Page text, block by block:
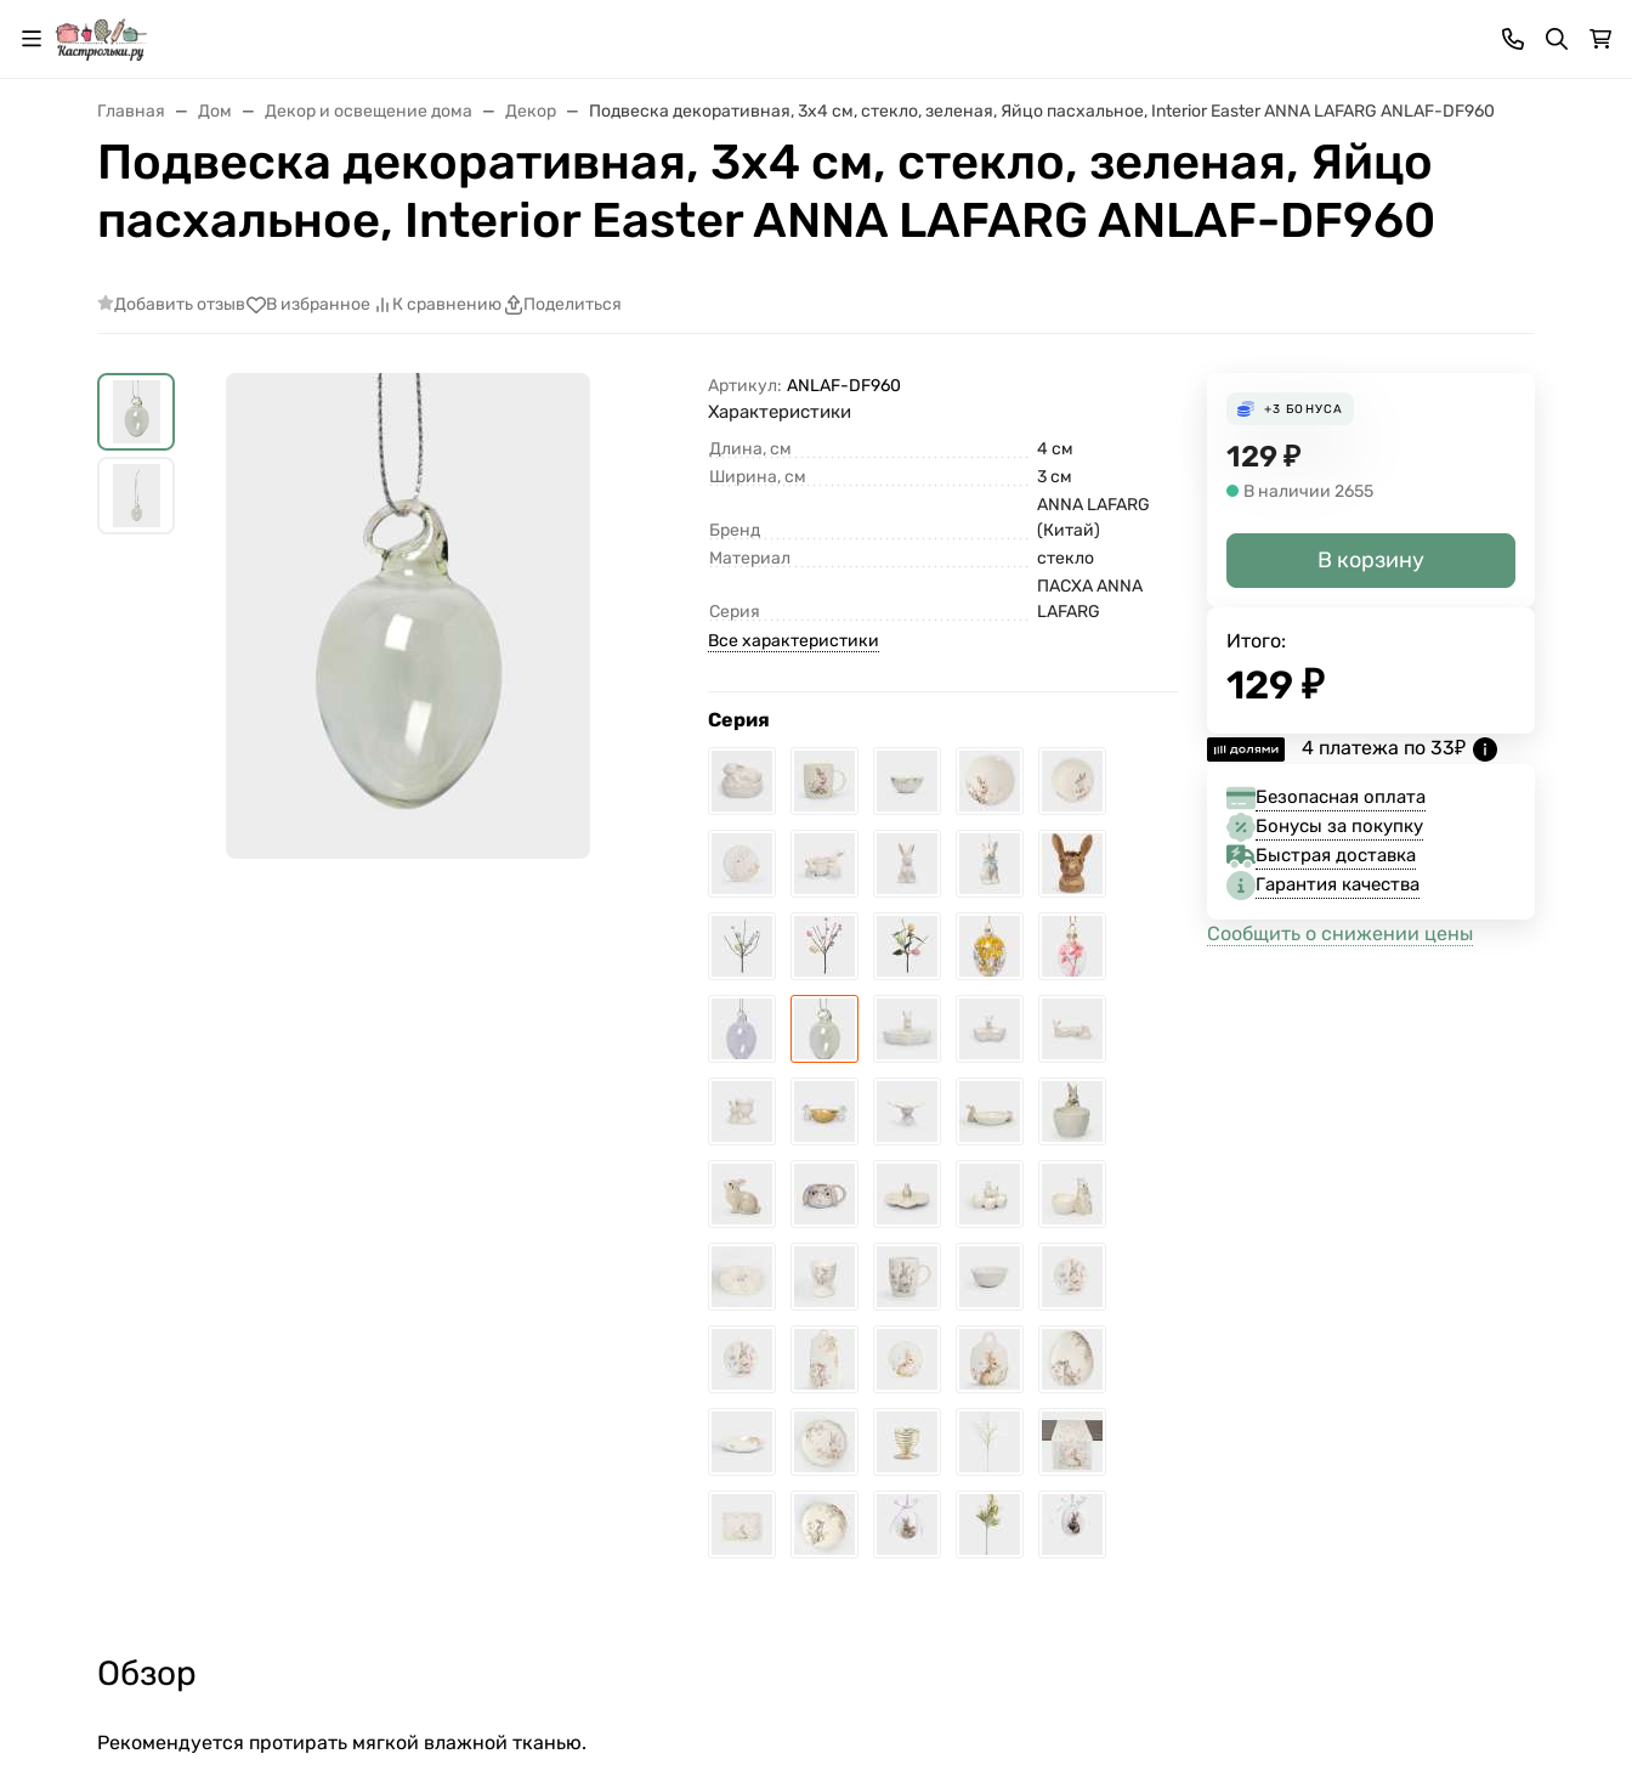
Главная Дом Декор и освещение дома Декор Подвеска декоративная, 3х4 см, стекло, зеленая, Яйцо пасхальное, Interior Easter ANNA LAFARG ANLAF-DF960
Подвеска декоративная, 3х4 см, стекло, зеленая, Яйцо
пасхальное, Interior Easter ANNA LAFARG ANLAF-DF960
Добавить отзыв В избранное К сравнению Поделиться
Артикул: ANLAF-DF960
Характеристики
Длина, см
4 см
Ширина, см
3 см
Бренд
ANNA LAFARG
(Китай)
Материал
стекло
Серия
ПАСХА ANNA
LAFARG
Все характеристики
Серия
+3 БОНУСА
129₽
В наличии 2655
В корзину
Итого:
129 ₽
4 платежа по33₽
Безопасная оплата
Бонусы за покупку
Быстрая доставка
Гарантия качества
Сообщить о снижении цены
Обзор
Рекомендуется протирать мягкой влажной тканью.